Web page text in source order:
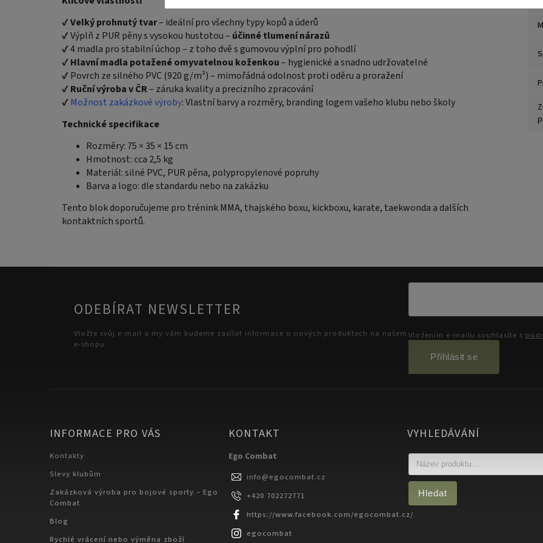
✔Velký prohnutý tvar– ideální pro všechny typy kopů a úderů
✔ Výplň z PUR pěny s vysokou hustotou – účinné tlumení nárazů
✔ 4 madla pro stabilní úchop – z toho dvě s gumovou výplní pro pohodlí
✔Hlavní madla potažené omyvatelnou koženkou– hygienické a snadno udržovatelné
✔ Povrch ze silného PVC (920 g/m²) – mimořádná odolnost proti oděru a proražení
✔Ruční výroba v ČR– záruka kvality a precizního zpracování
✔Možnost zakázkové výroby: Vlastní barvy a rozměry, branding logem vašeho klubu nebo školy
Technické specifikace
Rozměry: 75 × 35 × 15 cm
Hmotnost: cca 2,5 kg
Materiál: silné PVC, PUR pěna, polypropylenové popruhy
Barva a logo: dle standardu nebo na zakázku
Tento blok doporučujeme pro trénink MMA, thajského boxu, kickboxu, karate, taekwonda a dalších
kontaktních sportů.
ODEBÍRAT NEWSLETTER
Vložte svůj e-mail a my vám budeme zasílat informace o nových produktech na našem
e-shopu.
Vložením e-mailu souhlasíte s
Přihlásit se
INFORMACE PRO VÁS
Kontakty
Slevy klubům
Zakázková výroba pro bojové sporty – Ego
Combat
Blog
Rychlé vrácení nebo výměna zboží
KONTAKT
Ego Combat
info@egocombat.cz
+420 702272771
https://www.facebook.com/egocombat.cz/
egocombat
VYHLEDÁVÁNÍ
Hledat